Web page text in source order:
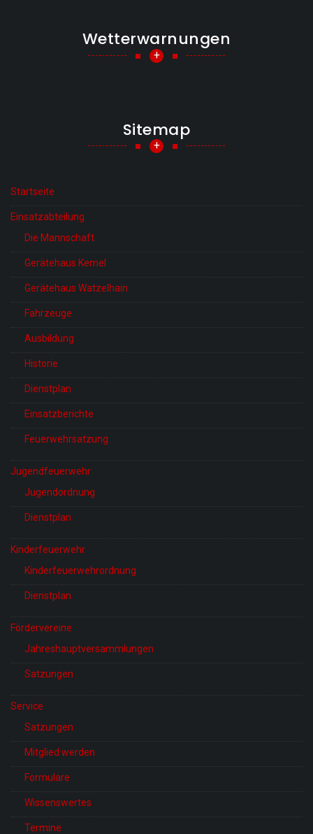
Wetterwarnungen
+
Sitemap
+
Startseite
Einsatzabteilung
Die Mannschaft
Gerätehaus Kemel
Gerätehaus Watzelhain
Fahrzeuge
Ausbildung
Historie
Dienstplan
Einsatzberichte
Feuerwehrsatzung
Jugendfeuerwehr
Jugendordnung
Dienstplan
Kinderfeuerwehr
Kinderfeuerwehrordnung
Dienstplan
Fördervereine
Jahreshauptversammlungen
Satzungen
Service
Satzungen
Mitglied werden
Formulare
Wissenswertes
Termine